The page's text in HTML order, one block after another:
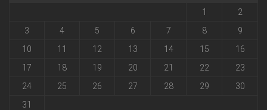
1
2
3
4 5 6 7 8
9
10
11 12 13 14 15
16
17
18 19 20 21 22
23
24
25 26 27 28 29
30
31